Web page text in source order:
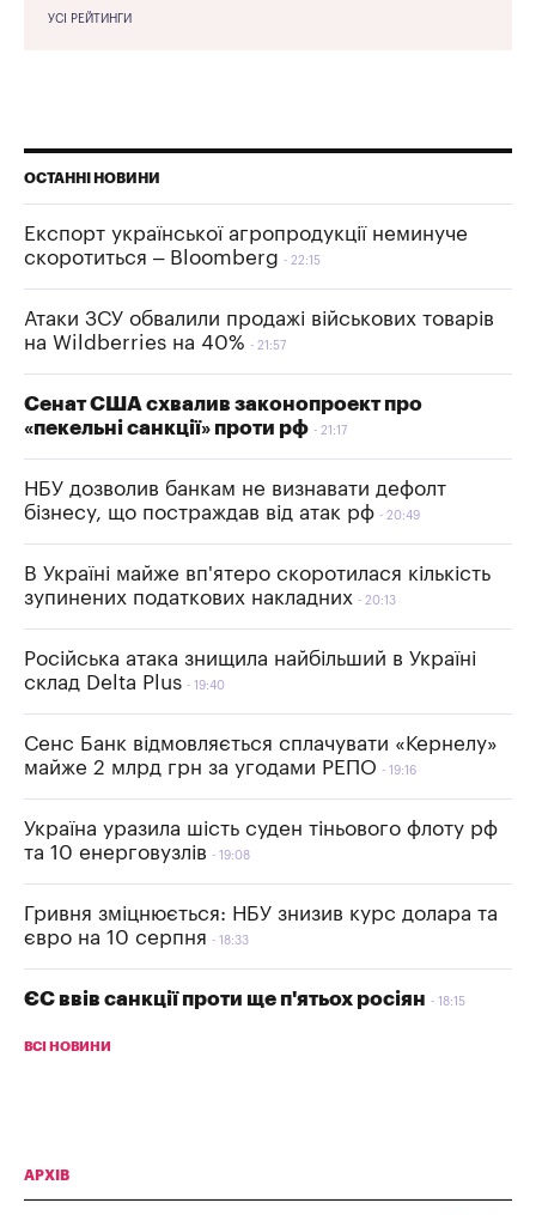
УСІ РЕЙТИНГИ
ОСТАННІ НОВИНИ
Експорт української агропродукції неминуче
скоротиться – Bloomberg
22:15
Атаки ЗСУ обвалили продажі військових товарів
на Wildberries на 40%
21:57
Сенат США схвалив законопроект про
«пекельні санкції» проти рф
21:17
НБУ дозволив банкам не визнавати дефолт
бізнесу, що постраждав від атак рф
20:49
В Україні майже вп'ятеро скоротилася кількість
зупинених податкових накладних
20:13
Російська атака знищила найбільший в Україні
склад Delta Plus
19:40
Сенс Банк відмовляється сплачувати «Кернелу»
майже 2 млрд грн за угодами РЕПО
19:16
Україна уразила шість суден тіньового флоту рф
та 10 енерговузлів
19:08
Гривня зміцнюється: НБУ знизив курс долара та
євро на 10 серпня
18:33
ЄС ввів санкції проти ще п'ятьох росіян 18:15
ВСІ НОВИНИ
АРХІВ